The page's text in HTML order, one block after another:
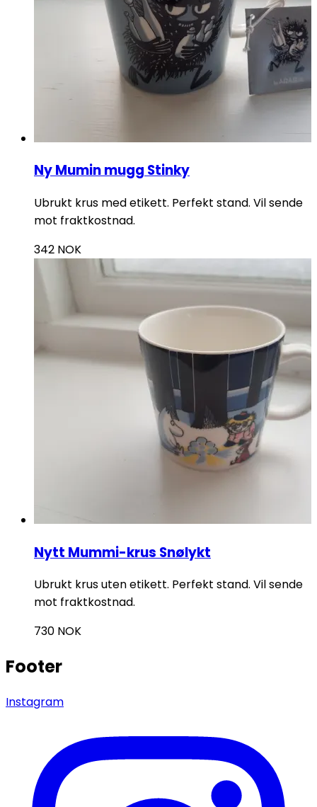
Ny Mumin mugg Stinky
Ubrukt krus med etikett. Perfekt stand. Vil sende
mot fraktkostnad.
342 NOK
Nytt Mummi-krus Snølykt
Ubrukt krus uten etikett. Perfekt stand. Vil sende
mot fraktkostnad.
730 NOK
Footer
Instagram